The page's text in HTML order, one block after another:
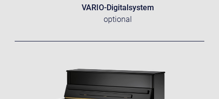
VARIO-Digitalsystem
optional